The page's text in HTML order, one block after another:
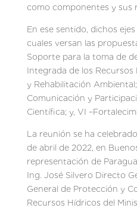
como componentes y sus
En ese sentido, dichos
cuales versan las
Soporte para la toma de
Integrada de los Recursos
y Rehabilitación
Comunicación y
Científica; y, VI
La reunión se ha
de abril de 2022, en
representación de
Ing. José Silvero Directo
General de Protección y
Recursos Hídricos del